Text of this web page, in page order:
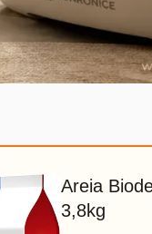
Areia
3,8kg